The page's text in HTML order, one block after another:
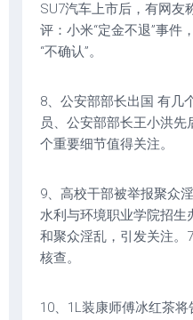
SU7汽车上市后，有网友
评：小米“定金不退”事件
“不确认”。
8、公安部部长出国 有几
员、公安部部长王小洪
个重要细节值得关注。
9、高校干部被举报聚众
水利与环境职业学院招生
和聚众淫乱，引发关注。
核查。
10、1L装康师傅冰红茶